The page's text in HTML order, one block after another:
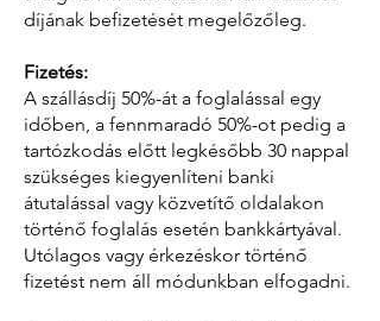
díjának befizetését megelőzőleg.
Fizetés:
A szállásdíj 50%-át a foglalással egy
időben, a fennmaradó 50%-ot pedig a
tartózkodás előtt legkésőbb 30 nappal
szükséges kiegyenlíteni banki
átutalással vagy közvetítő oldalakon
történő foglalás esetén bankkártyával.
Utólagos vagy érkezéskor történő
fizetést nem áll módunkban elfogadni.